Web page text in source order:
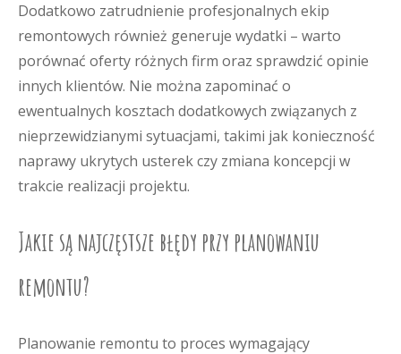
Dodatkowo zatrudnienie profesjonalnych ekip
remontowych również generuje wydatki – warto
porównać oferty różnych firm oraz sprawdzić opinie
innych klientów. Nie można zapominać o
ewentualnych kosztach dodatkowych związanych z
nieprzewidzianymi sytuacjami, takimi jak konieczność
naprawy ukrytych usterek czy zmiana koncepcji w
trakcie realizacji projektu.
Jakie są najczęstsze błędy przy planowaniu
remontu?
Planowanie remontu to proces wymagający